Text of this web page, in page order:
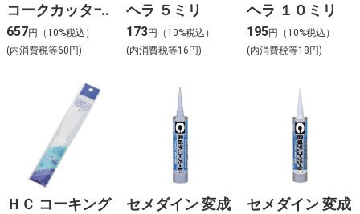
コークカッター
657円（10%税込）
(内消費税等60円)
ヘラ ５ミリ
173円（10%税込）
(内消費税等16円)
ヘラ １０ミリ
195円（10%税込）
(内消費税等18円)
ＨＣ コーキング
セメダイン 変成
セメダイン 変成